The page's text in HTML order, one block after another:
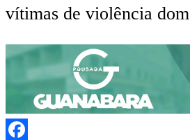
vítimas de violência